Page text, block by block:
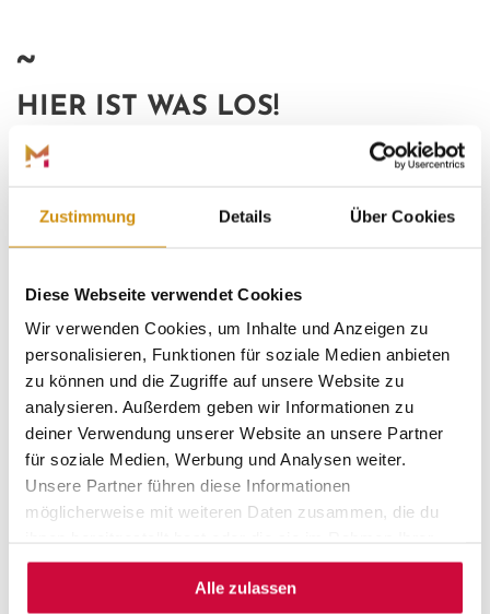
Zustimmung Details Über Cookies
Diese Webseite verwendet Cookies
Wir verwenden Cookies, um Inhalte und Anzeigen zu
personalisieren, Funktionen für soziale Medien anbieten
zu können und die Zugriffe auf unsere Website zu
analysieren. Außerdem geben wir Informationen zu
deiner Verwendung unserer Website an unsere Partner
für soziale Medien, Werbung und Analysen weiter.
Unsere Partner führen diese Informationen
möglicherweise mit weiteren Daten zusammen, die du
Nutzung der Dienste gesammelt haben.
Alle zulassen
~
HIER IST WAS LOS!
Marburg und die Region bieten dir das ganze Jahr über
bis hin zu Märkten und Festivals. Ein besonderes
Highlight ist das
Hessische Landestheater Marburg, das
mit seinen abwechslungsreichen Aufführungen immer
Gewinner des Theaterpreises des Bundes zeigt das
Theater, warum es zu den besten in Deutschland gehört.
Ob Open-Air-Konzerte, Theaterabende oder gemütliche
Märkte – hier ist immer etwas los, was dich begeistert!
Hier finden Sie eine tabellarische Übersicht aller
kommenden Veranstaltungen in Marburg Stadt und Land
Veranstaltungsübersicht (.xlsx) herunterladen